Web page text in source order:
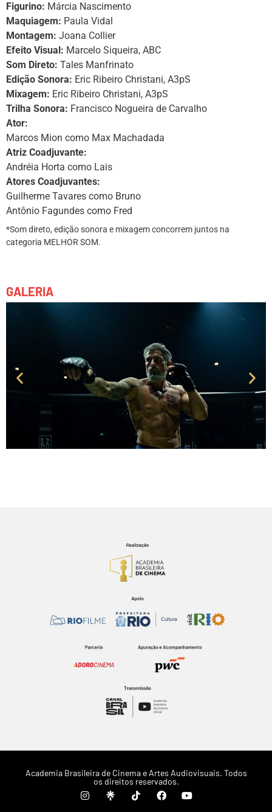
Figurino: Márcia Nascimento
Maquiagem: Paula Vidal
Montagem: Joana Collier
Efeito Visual: Marcelo Siqueira, ABC
Som Direto: Tales Manfrinato
Edição Sonora: Eric Ribeiro Christani, A3pS
Mixagem: Eric Ribeiro Christani, A3pS
Trilha Sonora: Francisco Nogueira de Carvalho
Ator:
Marcos Mion como Max Machadada
Atriz Coadjuvante:
Andréia Horta como Lais
Atores Coadjuvantes:
Guilherme Tavares como Bruno
Antônio Fagundes como Fred
*Som direto, edição sonora e mixagem concorrem juntos na
categoria MELHOR SOM.
GALERIA
Academia Brasileira de Cinema e Artes Audiovisuais. Todos
os direitos reservados.